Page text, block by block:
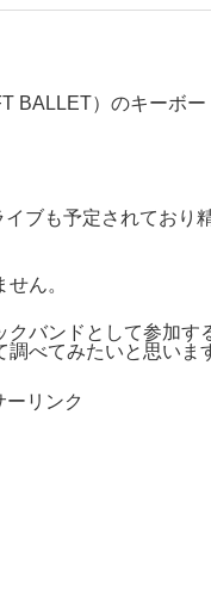
BALLET）のキーボー
ブも予定されており
ん。
バンドとして参加す
べてみたいと思いま
ーリンク